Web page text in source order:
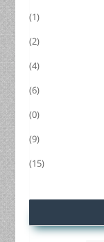
(1)
(2)
(4)
(6)
(0)
(9)
(15)